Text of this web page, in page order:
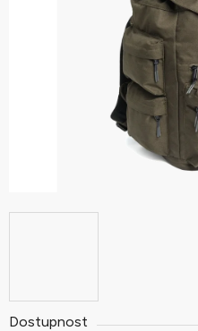
Dostupnost